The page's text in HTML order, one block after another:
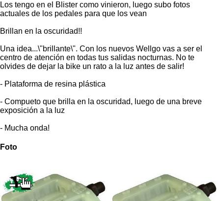
DÃA
Fotos
mas
votadas
Los tengo en el Blister como vinieron, luego subo fotos
actuales de los pedales para que los vean
Brillan en la oscuridad!!
Una idea...\"brillante\". Con los nuevos Wellgo vas a ser el
centro de atención en todas tus salidas nocturnas. No te
olvides de dejar la bike un rato a la luz antes de salir!
- Plataforma de resina plástica
- Compueto que brilla en la oscuridad, luego de una breve
exposición a la luz
- Mucha onda!
Foto